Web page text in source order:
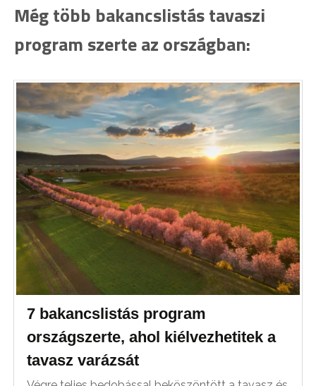
Még több bakancslistás tavaszi
program szerte az országban:
7 bakancslistás program
országszerte, ahol kiélvezhetitek a
tavasz varázsát